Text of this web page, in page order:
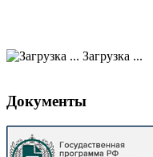
Загрузка ...
Документы